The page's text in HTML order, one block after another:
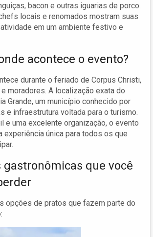
bacon e outras iguarias de porco.
locais e renomados mostram suas
em um ambiente festivo e
acontece o evento?
durante o feriado de Corpus Christi,
moradores. A localização exata do
Grande, um município conhecido por
e infraestrutura voltada para o turismo.
e uma excelente organização, o evento
experiência única para todos os que
gastronômicas que você
opções de pratos que fazem parte do